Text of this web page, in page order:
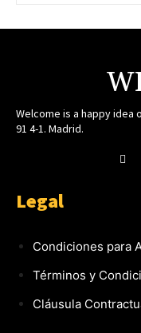
Welcome is a happy idea
91 4-1. Madrid.
Legal
Condiciones para
Términos y
Cláusula